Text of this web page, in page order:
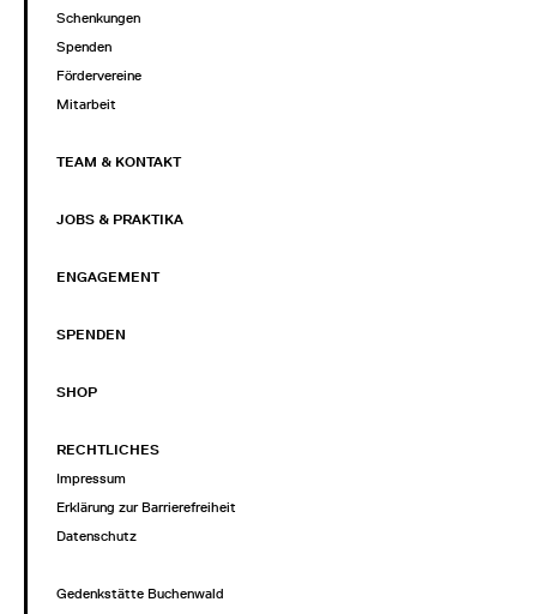
Schenkungen
Spenden
Fördervereine
Mitarbeit
TEAM & KONTAKT
JOBS & PRAKTIKA
ENGAGEMENT
SPENDEN
SHOP
RECHTLICHES
Impressum
Erklärung zur Barrierefreiheit
Datenschutz
Gedenkstätte Buchenwald